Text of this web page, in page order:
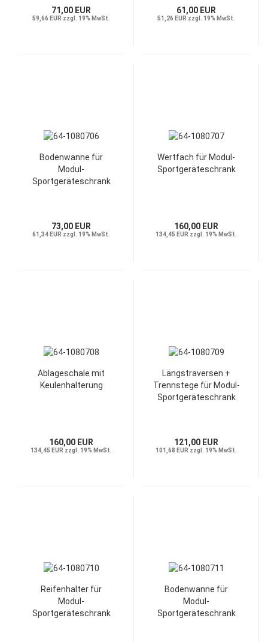
71,00 EUR
59,66 EUR zzgl. 19% MwSt.
61,00 EUR
51,26 EUR zzgl. 19% MwSt.
Bodenwanne für
Modul-
Sportgeräteschrank
73,00 EUR
61,34 EUR zzgl. 19% MwSt.
Wertfach für Modul-
Sportgeräteschrank
160,00 EUR
134,45 EUR zzgl. 19% MwSt.
Ablageschale mit
Keulenhalterung
160,00 EUR
134,45 EUR zzgl. 19% MwSt.
Längstraversen +
Trennstege für Modul-
Sportgeräteschrank
121,00 EUR
101,68 EUR zzgl. 19% MwSt.
Reifenhalter für
Modul-
Sportgeräteschrank
Bodenwanne für
Modul-
Sportgeräteschrank